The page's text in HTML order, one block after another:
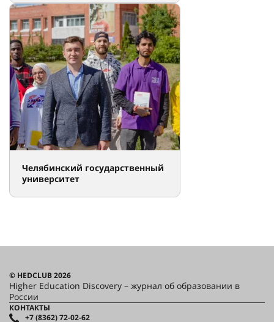
Челябинский государственный
университет
© HEDCLUB 2026
Higher Education Discovery – журнал об образовании в
России
КОНТАКТЫ
+7 (8362) 72-02-62